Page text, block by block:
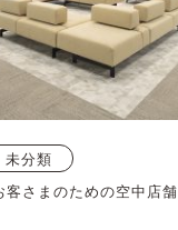
未分類
客さまのための空中店舗